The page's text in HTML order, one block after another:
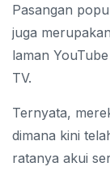
Pasangan
juga
laman
TV.
Ternyata,
dimana kini
ratanya akui